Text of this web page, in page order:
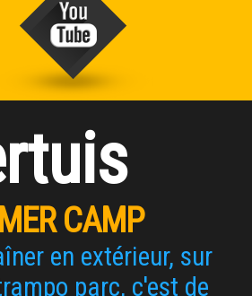
CAMP
en extérieur, sur
parc, c'est de